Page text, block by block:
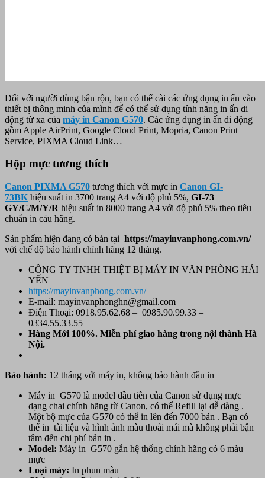
Đối với người dùng bận rộn, bạn có thể cài các ứng dụng in ấn vào
thiết bị thông minh của mình để có thể sử dụng tính năng in ấn di
động từ xa của máy in Canon G570. Các ứng dụng in ấn di động
gồm Apple AirPrint, Google Cloud Print, Mopria, Canon Print
Service, PIXMA Cloud Link…
Hộp mực tương thích
Canon PIXMA G570 tương thích với mực in Canon GI-
73BK hiệu suất in 3700 trang A4 với độ phủ 5%, GI-73
GY/C/M/Y/R hiệu suất in 8000 trang A4 với độ phủ 5% theo tiêu
chuẩn in cảu hãng.
Sản phẩm hiện đang có bán tại https://mayinvanphong.com.vn/
với chế độ bảo hành chính hãng 12 tháng.
CÔNG TY TNHH THIỆT BỊ MÁY IN VĂN PHÒNG HẢI
YẾN
https://mayinvanphong.com.vn/
E-mail: mayinvanphonghn@gmail.com
Điện Thoại: 0918.95.62.68 – 0985.90.99.33 –
0334.55.33.55
Hàng Mới 100%. Miễn phígiao hàng trong nội thành Hà
Nội.
Bảo hành: 12 tháng với máy in, không bảo hành đầu in
Máy in G570 là model đầu tiên của Canon sử dụng mực
dạng chai chính hãng từ Canon, có thể Refill lại dễ dàng .
Một bộ mực của G570 có thể in lên đến 7000 bản . Bạn có
thể in tài liệu và hình ảnh màu thoải mái mà không phải bận
tâm đến chi phí bản in .
Model: Máy in G570 gắn hệ thống chính hãng có 6 màu
mực
Loại máy: In phun màu